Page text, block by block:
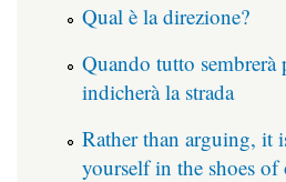
Qual è la direzione?
Quando tutto sembrerà
indicherà la strada
Rather than arguing, it
yourself in the shoes of